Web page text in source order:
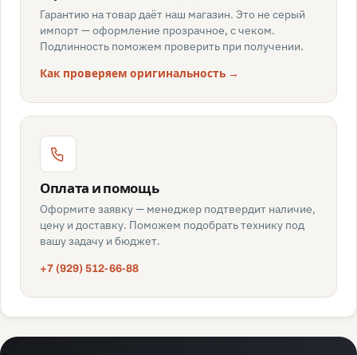
Гарантию на товар даёт наш магазин. Это не серый
импорт — оформление прозрачное, с чеком.
Подлинность поможем проверить при получении.
Как проверяем оригинальность →
Оплата и помощь
Оформите заявку — менеджер подтвердит наличие,
цену и доставку. Поможем подобрать технику под
вашу задачу и бюджет.
+7 (929) 512-66-88